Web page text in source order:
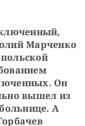
Марченко
Он
вышел из
А